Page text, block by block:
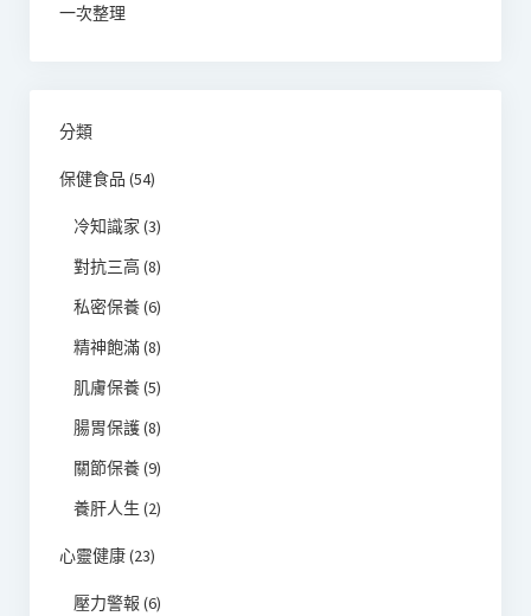
一次整理
分類
保健食品 (54)
冷知識家 (3)
對抗三高(8)
私密保養(6)
精神飽滿(8)
肌膚保養(5)
腸胃保護(8)
關節保養(9)
養肝人生 (2)
心靈健康(23)
壓力警報 (6)